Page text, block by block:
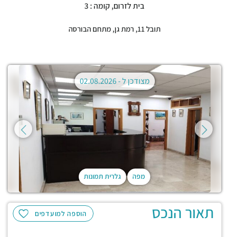
בית לזרום, קומה : 3
תובל 11, רמת גן, מתחם הבורסה
מפה גלרית תמונות
מצודכן ל -02.08.2026
הוספה למועדפים תאור הנכס